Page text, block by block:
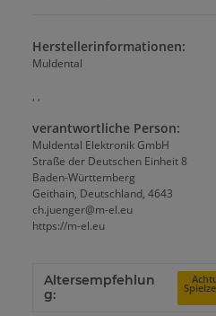
Herstellerinformationen:
Muldental
, ,
verantwortliche Person:
Muldental Elektronik GmbH
Straße der Deutschen Einheit 8
Baden-Württemberg
Geithain, Deutschland, 4643
ch.juenger@m-el.eu
https://m-el.eu
Altersempfehlun
g: